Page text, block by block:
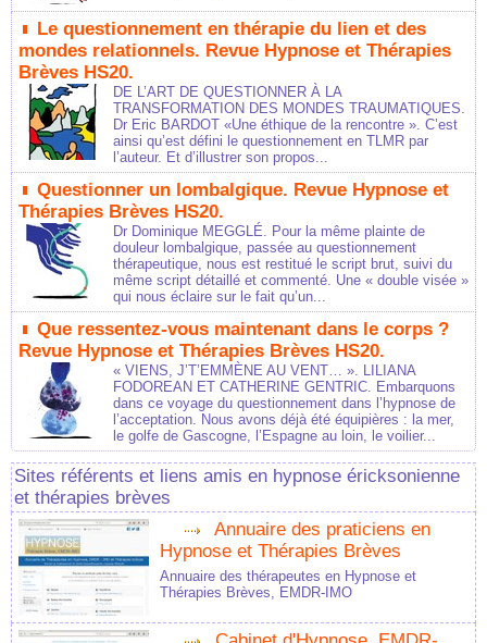
Le questionnement en thérapie du lien et des
mondes relationnels. Revue Hypnose et Thérapies
Brèves HS20.
DE L’ART DE QUESTIONNER À LA
TRANSFORMATION DES MONDES TRAUMATIQUES.
Dr Eric BARDOT «Une éthique de la rencontre ». C’est
ainsi qu’est défini le questionnement en TLMR par
l’auteur. Et d’illustrer son propos...
Questionner un lombalgique. Revue Hypnose et
Thérapies Brèves HS20.
Dr Dominique MEGGLÉ. Pour la même plainte de
douleur lombalgique, passée au questionnement
thérapeutique, nous est restitué le script brut, suivi du
même script détaillé et commenté. Une « double visée »
qui nous éclaire sur le fait qu’un...
Que ressentez-vous maintenant dans le corps ?
Revue Hypnose et Thérapies Brèves HS20.
« VIENS, J’T’EMMÈNE AU VENT… ». LILIANA
FODOREAN ET CATHERINE GENTRIC. Embarquons
dans ce voyage du questionnement dans l’hypnose de
l’acceptation. Nous avons déjà été équipières : la mer,
le golfe de Gascogne, l’Espagne au loin, le voilier...
Sites référents et liens amis en hypnose éricksonienne
et thérapies brèves
Annuaire des praticiens en
Hypnose et Thérapies Brèves
Annuaire des thérapeutes en Hypnose et
Thérapies Brèves, EMDR-IMO